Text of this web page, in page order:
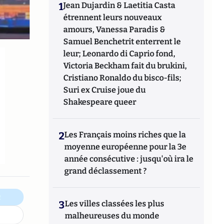
1Jean Dujardin & Laetitia Casta
étrennent leurs nouveaux
amours, Vanessa Paradis &
Samuel Benchetrit enterrent le
leur; Leonardo di Caprio fond,
Victoria Beckham fait du brukini,
Cristiano Ronaldo du bisco-fils;
Suri ex Cruise joue du
Shakespeare queer
2Les Français moins riches que la
moyenne européenne pour la 3e
année consécutive : jusqu'où ira le
grand déclassement ?
3Les villes classées les plus
malheureuses du monde